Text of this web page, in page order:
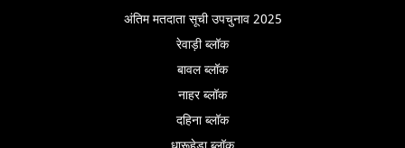
अंतिम मतदाता सूची उपचुनाव 2025
रेवाड़ी ब्लॉक
बावल ब्लॉक
नाहर ब्लॉक
दहिना ब्लॉक